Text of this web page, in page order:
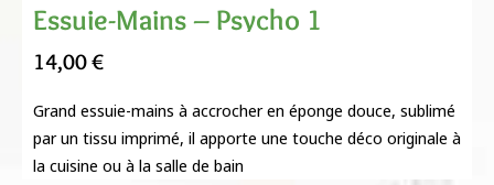
Essuie-Mains – Psycho 1
14,00€
Grand essuie-mains à accrocher en éponge douce, sublimé
par un tissu imprimé, il apporte une touche déco originale à
la cuisine ou à la salle de bain